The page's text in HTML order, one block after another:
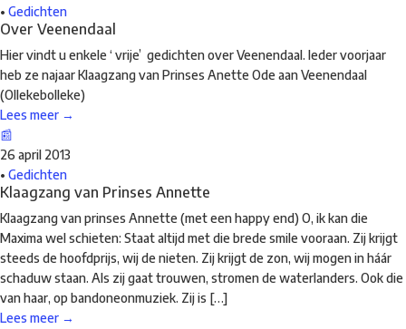
• Gedichten
Over Veenendaal
Hier vindt u enkele ‘ vrije’ gedichten over Veenendaal. Ieder voorjaar
heb ze najaar Klaagzang van Prinses Anette Ode aan Veenendaal
(Ollekebolleke)
Lees meer →
📰
26 april 2013
• Gedichten
Klaagzang van Prinses Annette
Klaagzang van prinses Annette (met een happy end) O, ik kan die
Maxima wel schieten: Staat altijd met die brede smile vooraan. Zij krijgt
steeds de hoofdprijs, wij de nieten. Zij krijgt de zon, wij mogen in háár
schaduw staan. Als zij gaat trouwen, stromen de waterlanders. Ook die
van haar, op bandoneonmuziek. Zij is […]
Lees meer →